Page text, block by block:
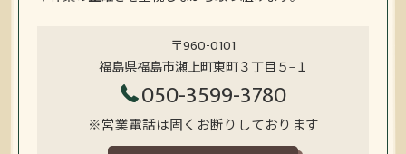
〒960-0101
福島県福島市瀬上町東町３丁目５−１
050-3599-3780
※営業電話は固くお断りしております